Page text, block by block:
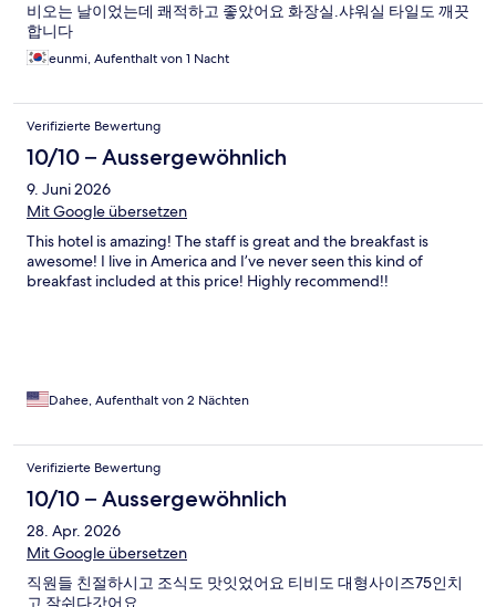
비오는 날이었는데 쾌적하고 좋았어요 화장실.샤워실 타일도 깨끗
합니다
eunmi, Aufenthalt von 1 Nacht
Verifizierte Bewertung
10/10 – Aussergewöhnlich
9. Juni 2026
Mit Google übersetzen
This hotel is amazing! The staff is great and the breakfast is
awesome! I live in America and I’ve never seen this kind of
breakfast included at this price! Highly recommend!!
Dahee, Aufenthalt von 2 Nächten
Verifizierte Bewertung
10/10 – Aussergewöhnlich
28. Apr. 2026
Mit Google übersetzen
직원들 친절하시고 조식도 맛잇었어요 티비도 대형사이즈75인치
고 잘쉬다갓어요